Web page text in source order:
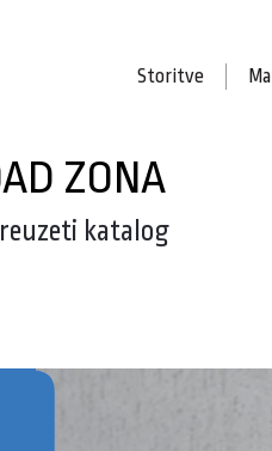
Storitve
ZONA
katalog